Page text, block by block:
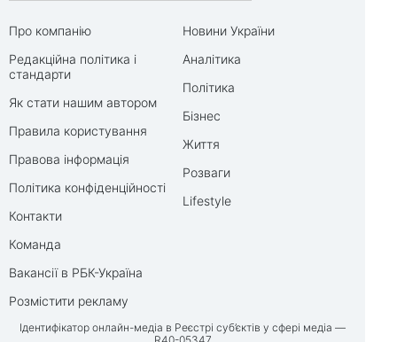
Про компанію
Редакційна політика і
стандарти
Як стати нашим автором
Правила користування
Правова інформація
Політика конфіденційності
Контакти
Команда
Вакансії в РБК-Україна
Розмістити рекламу
Новини України
Аналітика
Політика
Бізнес
Життя
Розваги
Lifestyle
Ідентифікатор онлайн-медіа в Реєстрі суб’єктів у сфері медіа —